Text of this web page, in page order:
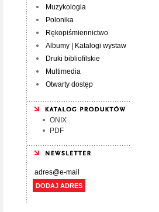
Muzykologia
Polonika
Rękopiśmiennictwo
Albumy | Katalogi wystaw
Druki bibliofilskie
Multimedia
Otwarty dostęp
ONIX
PDF
DODAJ ADRES